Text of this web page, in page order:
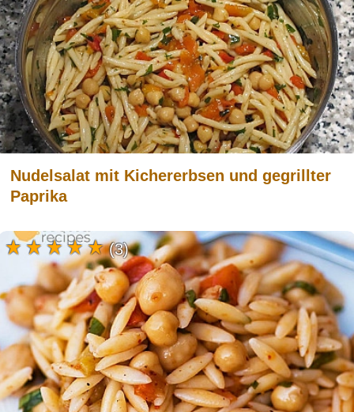
Nudelsalat mit Kichererbsen und gegrillter
Paprika
(3)